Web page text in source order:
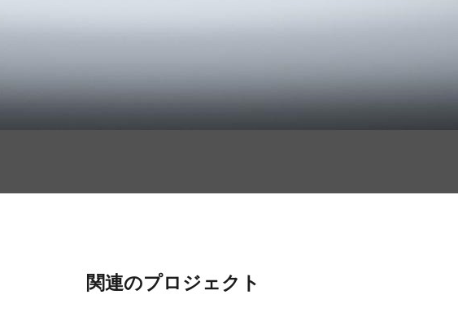
関連のプロジェクト